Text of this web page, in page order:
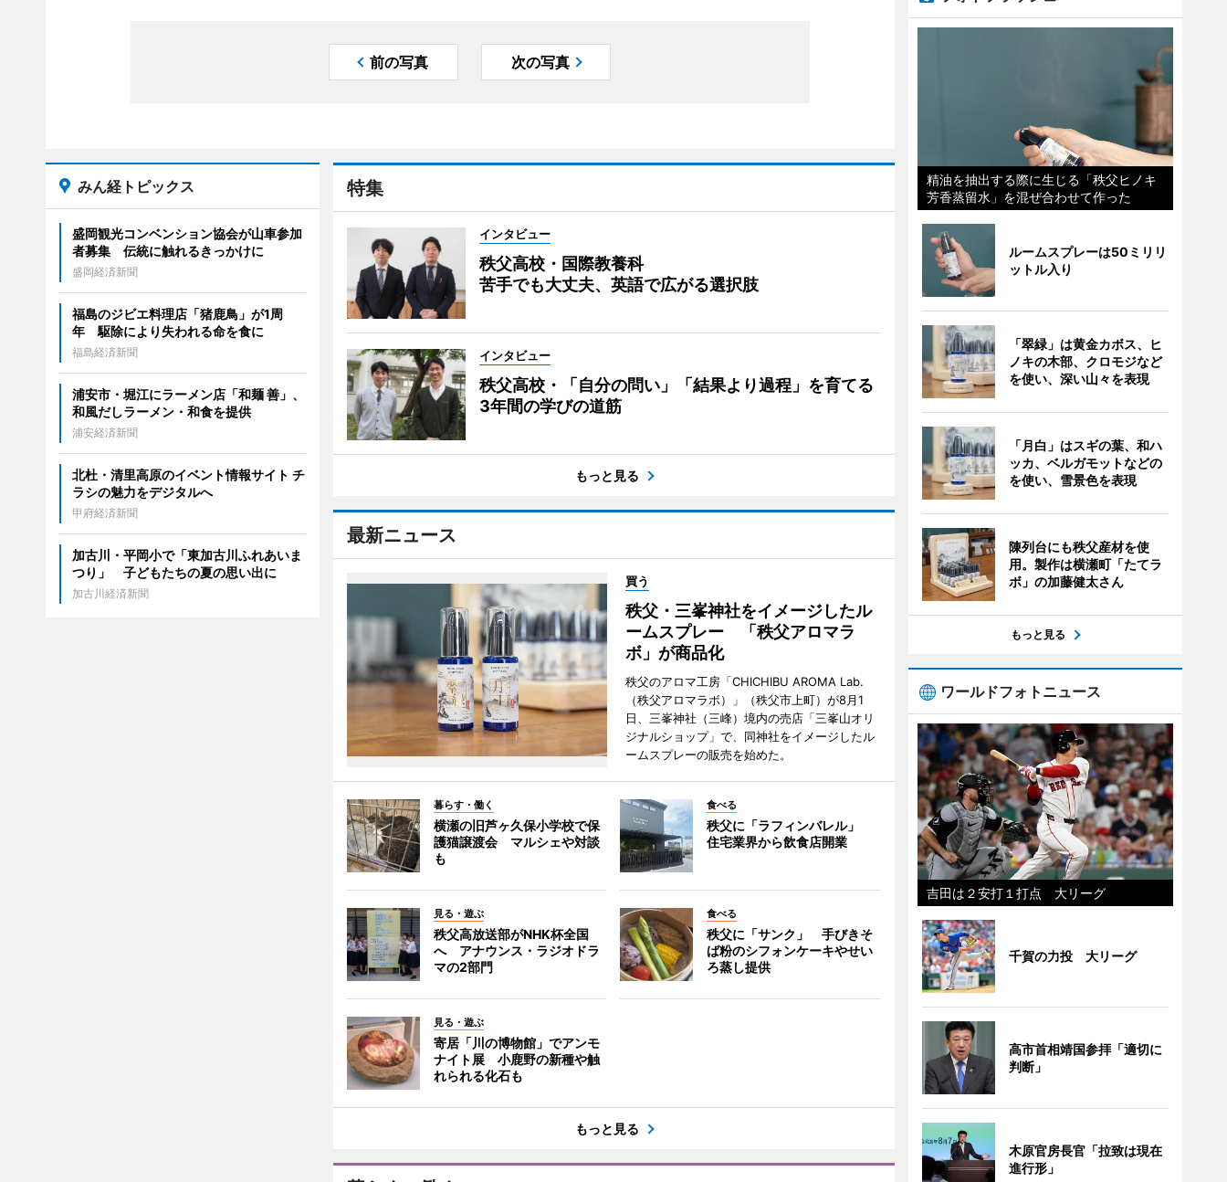
前の写真 次の写真
特集
インタビュー
秩父高校・国際教養科
苦手でも大丈夫、英語で広がる選択肢
インタビュー
秩父高校・「自分の問い」「結果より過程」を育てる
3年間の学びの道筋
もっと見る
最新ニュース
買う
秩父・三峯神社をイメージしたル
ームスプレー 「秩父アロマラ
ボ」が商品化
秩父のアロマ工房「CHICHIBU AROMA Lab.
（秩父アロマラボ）」（秩父市上町）が8月1
日、三峯神社（三峰）境内の売店「三峯山オリ
ジナルショップ」で、同神社をイメージしたル
ームスプレーの販売を始めた。
暮らす・働く
横瀬の旧芦ヶ久保小学校で保
護猫譲渡会 マルシェや対談
も
食べる
秩父に「ラフィンバレル」
住宅業界から飲食店開業
見る・遊ぶ
秩父高放送部がNHK杯全国
へ アナウンス・ラジオドラ
マの2部門
食べる
秩父に「サンク」 手びきそ
ば粉のシフォンケーキやせい
ろ蒸し提供
見る・遊ぶ
寄居「川の博物館」でアンモ
ナイト展 小鹿野の新種や触
れられる化石も
もっと見る
みん経トピックス
盛岡観光コンベンション協会が山車参加
者募集 伝統に触れるきっかけに
盛岡経済新聞
福島のジビエ料理店「猪鹿鳥」が1周
年 駆除により失われる命を食に
福島経済新聞
浦安市・堀江にラーメン店「和麺 善」、
和風だしラーメン・和食を提供
浦安経済新聞
北杜・清里高原のイベント情報サイト チ
ラシの魅力をデジタルへ
甲府経済新聞
加古川・平岡小で「東加古川ふれあいま
つり」 子どもたちの夏の思い出に
加古川経済新聞
精油を抽出する際に生じる「秩父ヒノキ
芳香蒸留水」を混ぜ合わせて作った
ルームスプレーは50ミリリ
ットル入り
「翠緑」は黄金カボス、ヒ
ノキの木部、クロモジなど
を使い、深い山々を表現
「月白」はスギの葉、和ハ
ッカ、ベルガモットなどの
を使い、雪景色を表現
陳列台にも秩父産材を使
用。製作は横瀬町「たてラ
ボ」の加藤健太さん
もっと見る
ワールドフォトニュース
吉田は２安打１打点 大リーグ
千賀の力投 大リーグ
高市首相靖国参拝「適切に
判断」
木原官房長官「拉致は現在
進行形」